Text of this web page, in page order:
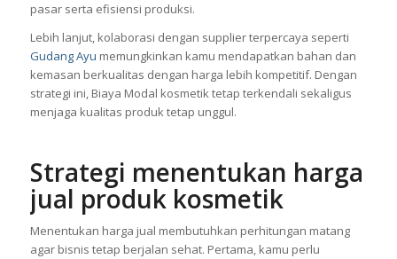
pasar serta efisiensi produksi.
Lebih lanjut, kolaborasi dengan supplier terpercaya seperti
Gudang Ayu memungkinkan kamu mendapatkan bahan dan
kemasan berkualitas dengan harga lebih kompetitif. Dengan
strategi ini, Biaya Modal kosmetik tetap terkendali sekaligus
menjaga kualitas produk tetap unggul.
Strategi menentukan harga
jual produk kosmetik
Menentukan harga jual membutuhkan perhitungan matang
agar bisnis tetap berjalan sehat. Pertama, kamu perlu